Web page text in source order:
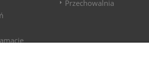
Przechowalnia